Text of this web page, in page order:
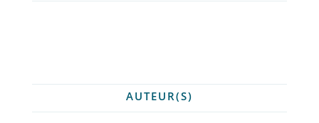
AUTEUR(S)